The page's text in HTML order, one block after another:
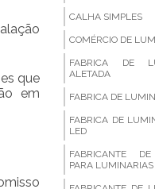
que
em
CALHA SIMPLES
COMÉRCIO DE
FABRICA DE
ALETADA
FABRICA DE
FABRICA DE
LED
FABRICANTE
PARA LUMINARIAS